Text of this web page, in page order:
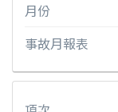
月份
事故月報表